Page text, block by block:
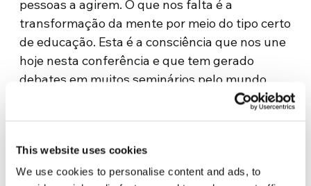
This website uses cookies
We use cookies to personalise content and ads, to
pessoas a agirem. O que nos falta é a
transformação da mente por meio do tipo certo
de educação. Esta é a consciência que nos une
hoje nesta conferência e que tem gerado
debates em muitos seminários pelo mundo
agora estão engajados em suas comunidades
com uma participação ativa. “Uma das nossas